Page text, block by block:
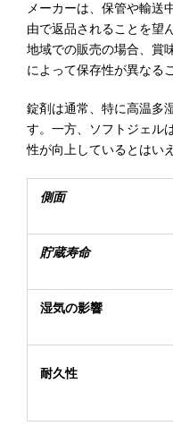
メーカーは、保管や輸送
由で返品されることを望
地域での販売の場合、賞
によって保存性が異なる
錠剤は通常、特に高温多
す。一方、ソフトジェル
性が向上しているとはい
側面
貯蔵寿命
湿気の影響
耐久性